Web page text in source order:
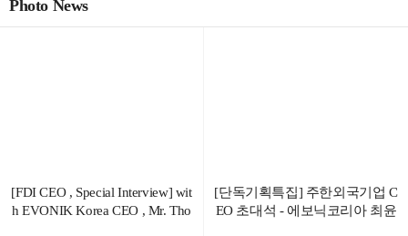
Photo News
[FDI CEO , Special Interview] wit
h EVONIK Korea CEO , Mr. Tho
[단독기획특집] 주한외국기업 C
EO 초대석 - 에보닉코리아 최윤